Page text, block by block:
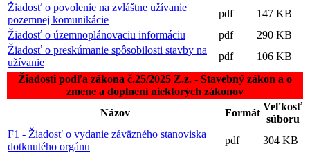
Žiadosť o povolenie na zvláštne užívanie
pozemnej komunikácie
pdf
147 KB
Žiadosť o územnoplánovaciu informáciu
pdf
290 KB
Žiadosť o preskúmanie spôsobilosti stavby na
užívanie
pdf
106 KB
Žiadosti podľa zákona č.25/2025 Z.z. - Stavebný zákon a o
zmene a doplnení niektorých zákonov
Názov
Formát
Veľkosť
súboru
F1 - Žiadosť o vydanie záväzného stanoviska
dotknutého orgánu
pdf
304 KB